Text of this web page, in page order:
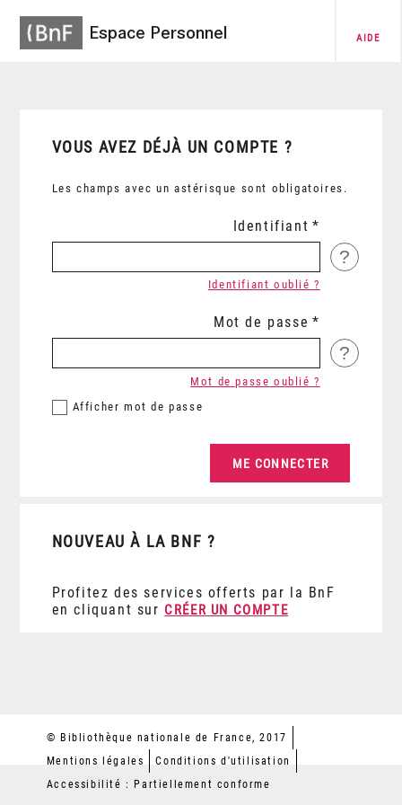
Espace Personnel AIDE
VOUS AVEZ DÉJÀ UN COMPTE ?
Les champs avec un astérisque sont obligatoires.
Identifiant
?
Identifiant oublié ?
Mot de passe
?
Afficher mot de passe
Mot de passe oublié ?
NOUVEAU À LA BNF ?
Profitez des services offerts par la BnF
en cliquant sur CRÉER UN COMPTE
© Bibliothèque nationale de France, 2017
Mentions légales
Conditions d'utilisation
Accessibilité : Partiellement conforme